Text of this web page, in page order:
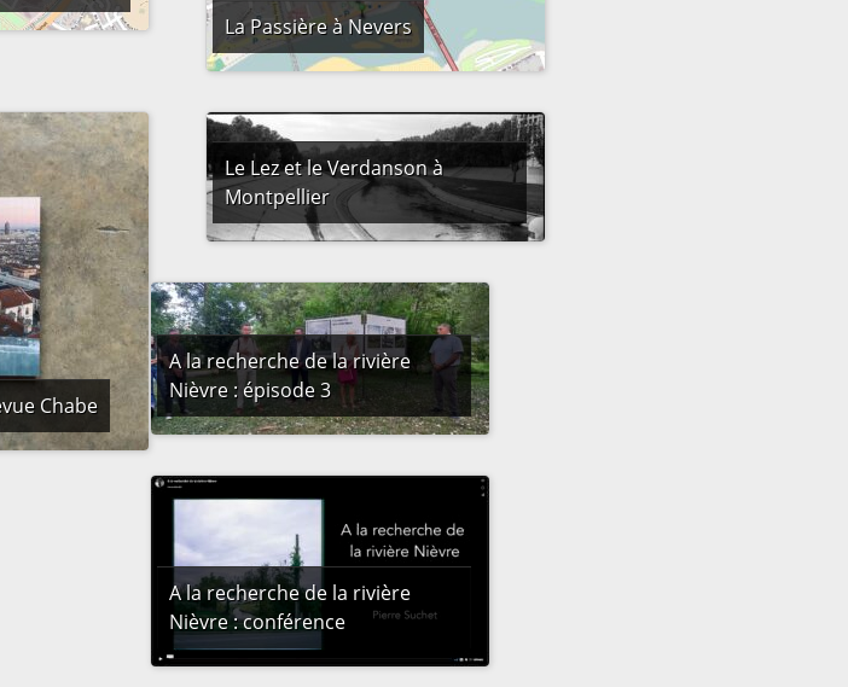
La Passière à Nevers
Chabe
Le Lez et le Verdanson à
Montpellier
A la recherche de la rivière
Nièvre : épisode 3
A la recherche de la rivière
Nièvre : conférence